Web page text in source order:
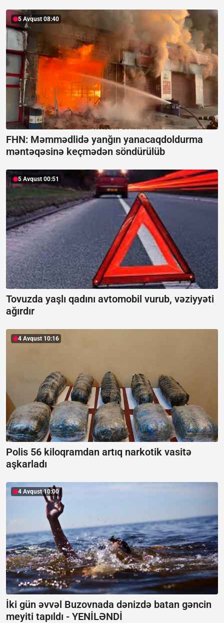
5 Avqust 08:40
FHN: Məmmədlidə yanğın yanacaqdoldurma
məntəqəsinə keçmədən söndürülüb
5 Avqust 00:51
Tovuzda yaşlı qadını avtomobil vurub, vəziyyəti
ağırdır
4 Avqust 10:16
Polis 56 kiloqramdan artıq narkotik vasitə
aşkarladı
4 Avqust 10:00
İki gün əvvəl Buzovnada dənizdə batan gəncin
meyiti tapıldı - YENİLƏNDİ